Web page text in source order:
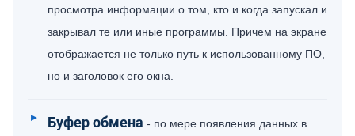
просмотра информации о том, кто и когда запускал и
закрывал те или иные программы. Причем на экране
отображается не только путь к использованному ПО,
но и заголовок его окна.
Буфер обмена - по мере появления данных в